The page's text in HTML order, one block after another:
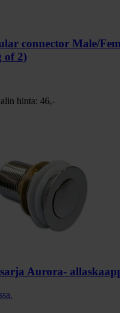
connector Male/
of 2)
hinta: 46,-
Aurora-